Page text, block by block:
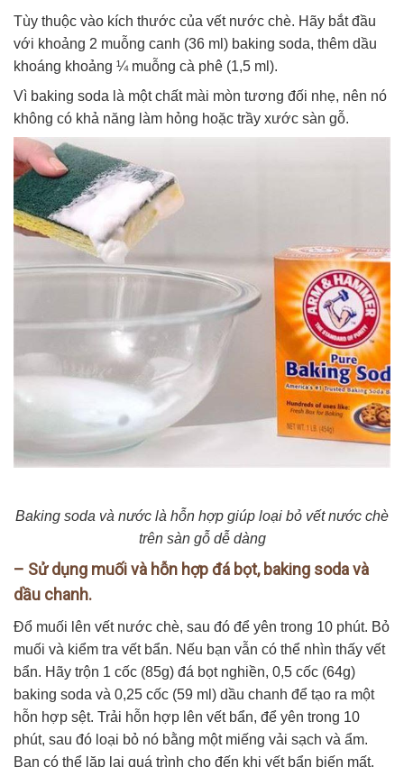
Tùy thuộc vào kích thước của vết nước chè. Hãy bắt đầu
với khoảng 2 muỗng canh (36 ml) baking soda, thêm dầu
khoáng khoảng ¼ muỗng cà phê (1,5 ml).
Vì baking soda là một chất mài mòn tương đối nhẹ, nên nó
không có khả năng làm hỏng hoặc trầy xước sàn gỗ.
Baking soda và nước là hỗn hợp giúp loại bỏ vết nước chè
trên sàn gỗ dễ dàng
– Sử dụng muối và hỗn hợp đá bọt, baking soda và
dầu chanh.
Đổ muối lên vết nước chè, sau đó để yên trong 10 phút. Bỏ
muối và kiểm tra vết bẩn. Nếu bạn vẫn có thể nhìn thấy vết
bẩn. Hãy trộn 1 cốc (85g) đá bọt nghiền, 0,5 cốc (64g)
baking soda và 0,25 cốc (59 ml) dầu chanh để tạo ra một
hỗn hợp sệt. Trải hỗn hợp lên vết bẩn, để yên trong 10
phút, sau đó loại bỏ nó bằng một miếng vải sạch và ẩm.
Bạn có thể lặp lại quá trình cho đến khi vết bẩn biến mất.